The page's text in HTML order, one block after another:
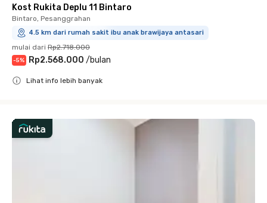
Kost Rukita Deplu 11 Bintaro
Bintaro, Pesanggrahan
4.5 km dari rumah sakit ibu anak brawijaya antasari
mulai dari Rp2.718.000
-5% Rp2.568.000 /bulan
Lihat info lebih banyak